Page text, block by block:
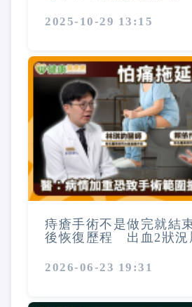
2025-10-29 13:15
痔瘡手術不是做完就結
後恢復歷程 出血2狀況
2026-06-23 19:31